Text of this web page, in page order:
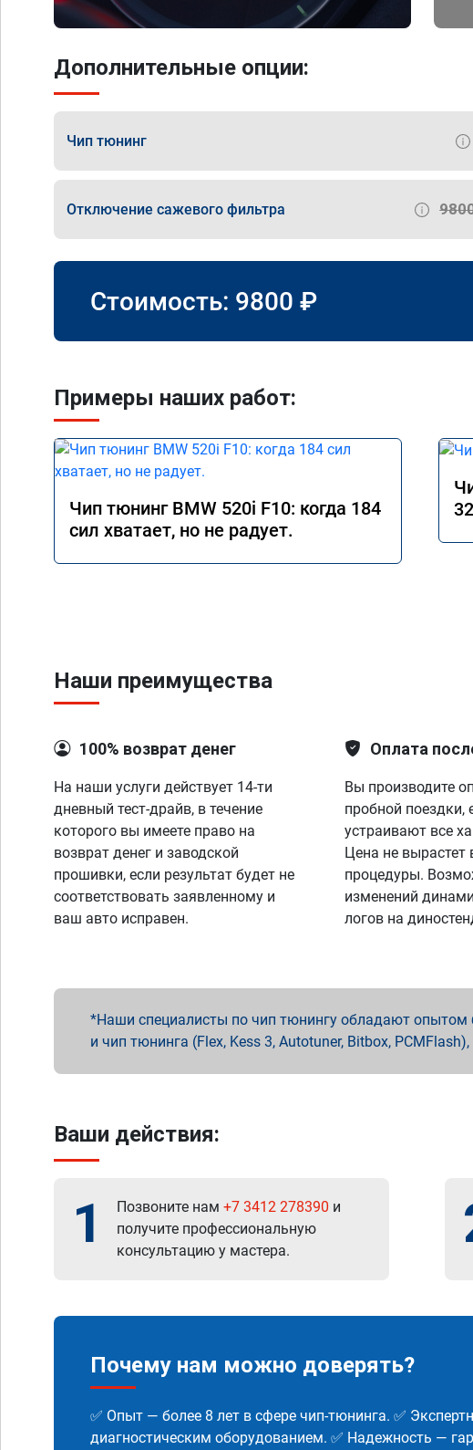
Дополнительные опции:
Чип тюнинг
Отключение сажевого фильтра
Стоимость: 9800 ₽
Примеры наших работ:
Чип тюнинг BMW 520i F10: когда 184
сил хватает, но не радует.
Наши преимущества
100% возврат денег
На наши услуги действует 14-ти
дневный тест-драйв, в течение
которого вы имеете право на
возврат денег и заводской
прошивки, если результат будет не
соответствовать заявленному и
ваш авто исправен.
Оплата
Вы производите
пробной поездки,
устраивают все
Цена не вырастет
процедуры.
изменений
логов на
Наши специалисты по чип тюнингу обладают опытом
и чип тюнинга (Flex, Kess 3, Autotuner, Bitbox,
Ваши действия:
1 Позвоните нам +7 3412 278390 и
получите профессиональную
консультацию у мастера.
Почему нам можно доверять?
✅ Опыт — более 8 лет в сфере чип-тюнинга. ✅
диагностическим оборудованием. ✅ Надежность —